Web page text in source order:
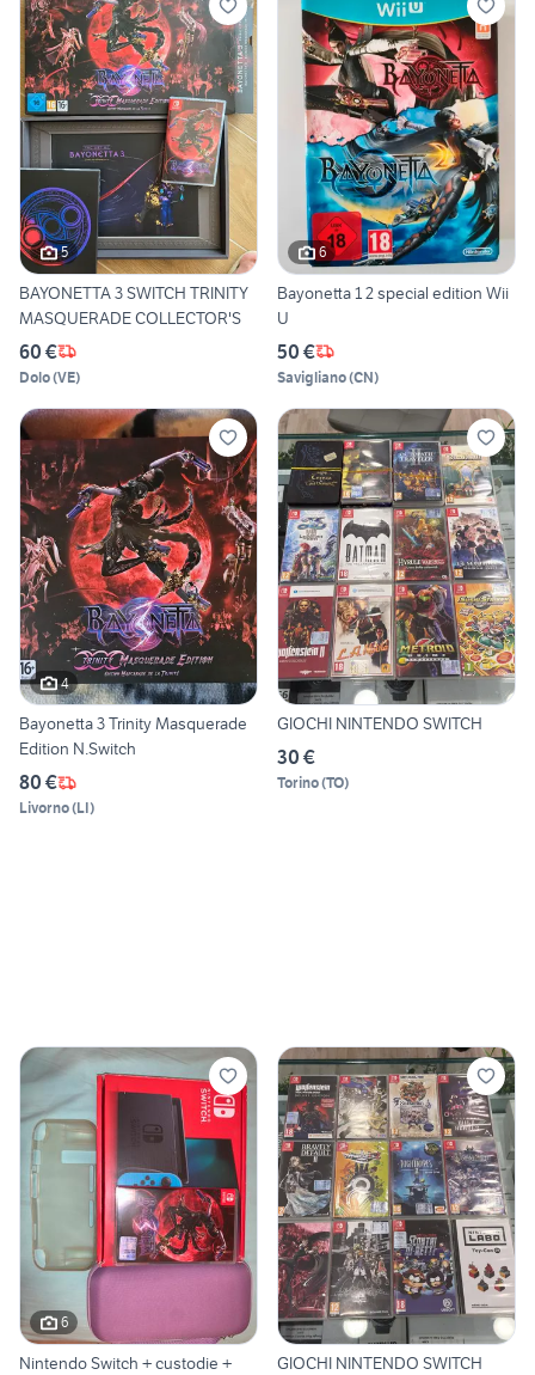
5
BAYONETTA 3 SWITCH TRINITY
MASQUERADE COLLECTOR'S
60 €
Dolo(VE)
6
Bayonetta 1 2 special edition Wii
U
50 €
Savigliano(CN)
4
Bayonetta 3 Trinity Masquerade
Edition N.Switch
80 €
Livorno(LI)
GIOCHI NINTENDO SWITCH
30 €
Torino(TO)
6
Nintendo Switch + custodie +
GIOCHI NINTENDO SWITCH